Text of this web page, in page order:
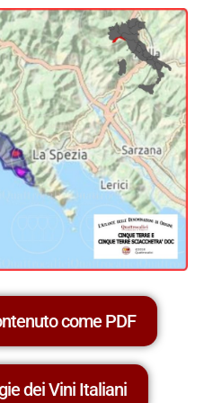
come PDF
dei Vini Italiani